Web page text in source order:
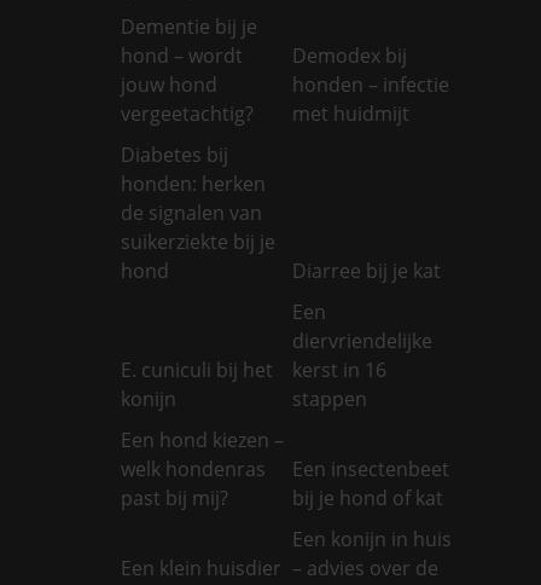
Dementie bij je
hond – wordt
jouw hond
vergeetachtig?
Demodex bij
honden – infectie
met huidmijt
Diabetes bij
honden: herken
de signalen van
suikerziekte bij je
hond
Diarree bij je kat
E. cuniculi bij het
konijn
Een
diervriendelijke
kerst in 16
stappen
Een hond kiezen –
welk hondenras
past bij mij?
Een insectenbeet
bij je hond of kat
Een klein huisdier
Een konijn in huis
– advies over de